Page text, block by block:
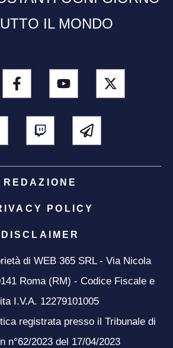
IL MONDO
REDAZIONE
POLICY
DISCLAIMER
di WEB 365 SRL - Via Nicola
Roma (RM) - Codice Fiscale e
I.V.A. 12279101005
registrata presso il Tribunale di
n°62/2023 del 17/04/2023